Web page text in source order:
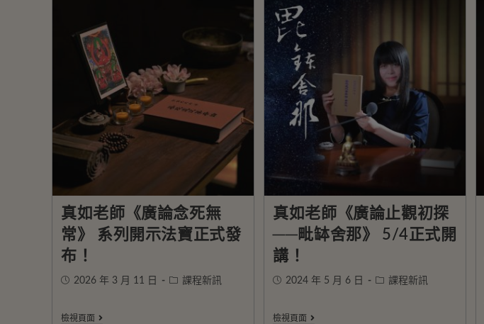
真如老師《廣論念死無
常》 系列開示法寶正式發
布！
2026 年 3 月 11 日 課程新訊
檢視頁面
真如老師《廣論止觀初探
──毗缽舍那》 5/4正式開
講！
2024 年 5 月 6 日 課程新訊
檢視頁面